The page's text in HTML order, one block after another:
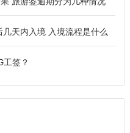
天内入境 入境流程是什么
工签？